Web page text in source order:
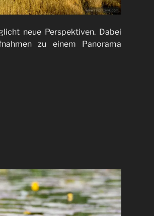
neue Perspektiven. Dabei
zu einem Panorama